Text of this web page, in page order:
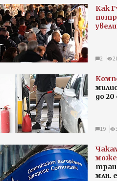
Как
2
до
19
млн.